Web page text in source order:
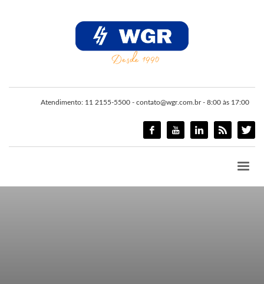
Atendimento: 11 2155-5500 - contato@wgr.com.br - 8:00 às 17:00